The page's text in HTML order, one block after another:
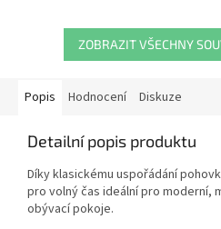
hvězdiček.
ZOBRAZIT VŠECHNY
Popis Hodnocení Diskuze
Detailní popis produktu
Díky klasickému uspořádání
pro volný čas ideální pro moderní,
obývací pokoje.